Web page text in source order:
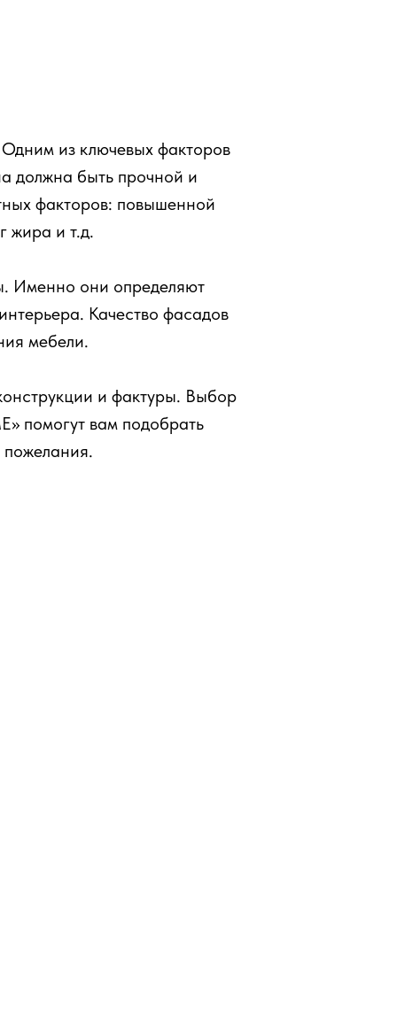
из ключевых факторов
должна быть прочной и
факторов: повышенной
жира и т.д.
Именно они определяют
Качество фасадов
мебели.
и фактуры. Выбор
помогут вам подобрать